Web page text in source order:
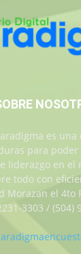
es
para
liderazgo en el
todo con
Morazan el 4to
3303 / (504)